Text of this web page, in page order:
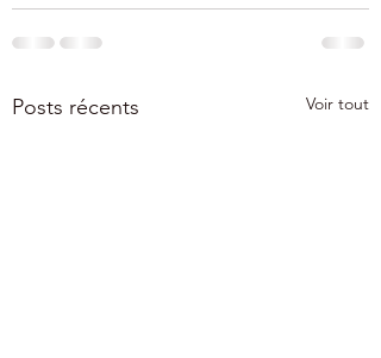
Posts récents Voir tout